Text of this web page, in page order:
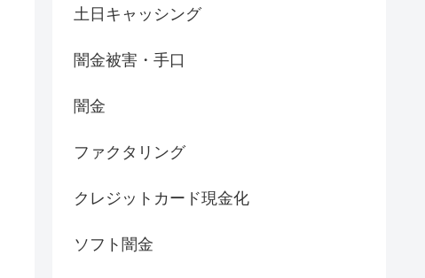
土日キャッシング
闇金被害・手口
闇金
ファクタリング
クレジットカード現金化
ソフト闇金